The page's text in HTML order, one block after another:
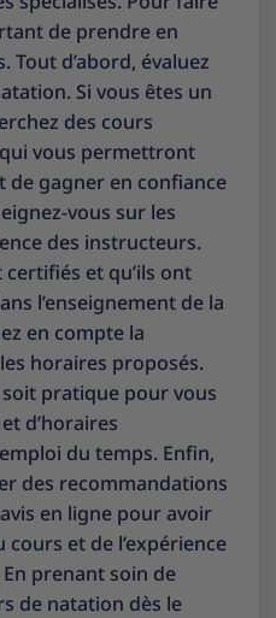
de prendre en
d’abord, évaluez
Si vous êtes un
des cours
vous permettront
de gagner en confiance
vous sur les
des instructeurs.
certifiés et qu’ils ont
l’enseignement de la
en compte la
horaires proposés.
pratique pour vous
d’horaires
du temps. Enfin,
des recommandations
en ligne pour avoir
et de l’expérience
prenant soin de
de natation dès le